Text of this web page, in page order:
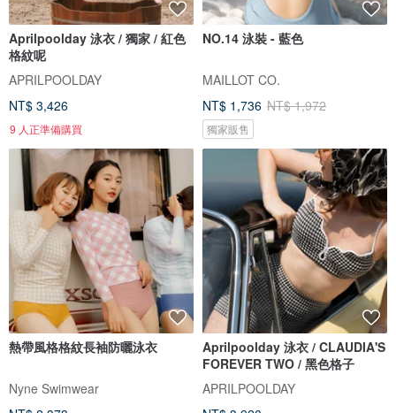
Aprilpoolday 泳衣 / 獨家 / 紅色
格紋呢
APRILPOOLDAY
NT$ 3,426
9 人正準備購買
NO.14 泳裝 - 藍色
MAILLOT CO.
NT$ 1,736 NT$ 1,972
獨家販售
熱帶風格格紋長袖防曬泳衣
Nyne Swimwear
Aprilpoolday 泳衣 / CLAUDIA'S
FOREVER TWO / 黑色格子
APRILPOOLDAY